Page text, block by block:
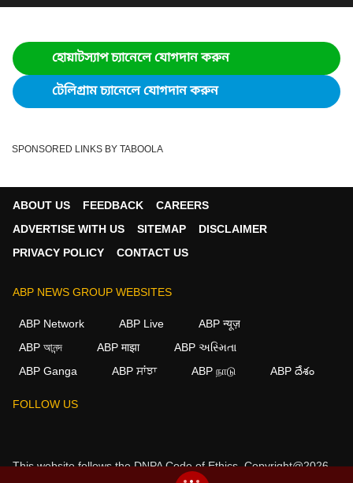
হোয়াটস্যাপ চ্যানেলে যোগদান করুন
টেলিগ্রাম চ্যানেলে যোগদান করুন
SPONSORED LINKS BY TABOOLA
ABOUT US FEEDBACK
CAREERS
ADVERTISE WITH US
SITEMAP
DISCLAIMER
PRIVACY POLICY
CONTACT US
ABP NEWS GROUP WEBSITES
ABP Network ABP Live
ABP न्यूज़
ABP আনন্দ
ABP माझा
ABP અસ્મિતા
ABP Ganga
ABP ਸਾਂਝਾ ABP நாடு ABP దేశం
FOLLOW US
This website follows theDNPA Code of Ethics.Copyright@2026.
We use cookies to improve your experience, analyze